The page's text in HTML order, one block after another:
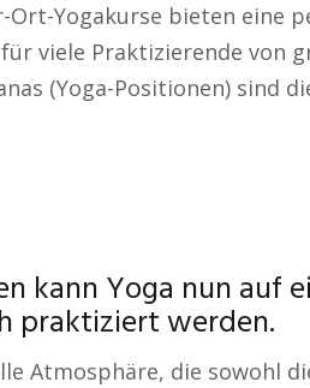
Yogakurse bieten eine
viele Praktizierende von
(Yoga-Positionen) sind
kann Yoga nun auf
praktiziert werden.
Atmosphäre, die sowohl